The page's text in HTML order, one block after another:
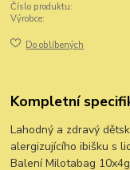
Číslo produktu:
Výrobce:
Do oblíbených
Kompletní
Lahodný a zdravý
alergizujícího ibišku s
Balení Milotabag